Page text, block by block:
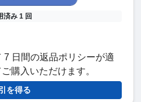
済み 1 回
日間の返品ポリシーが適
購入いただけます。
を得る